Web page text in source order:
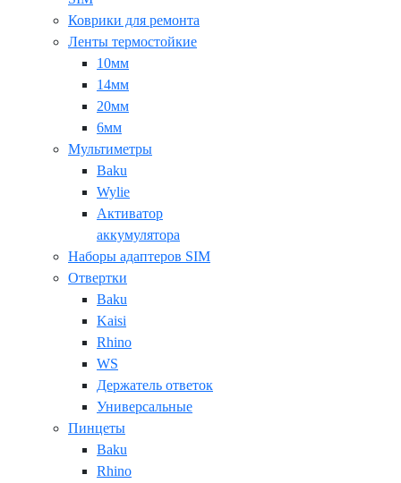
Коврики для ремонта
Ленты термостойкие
10мм
14мм
20мм
6мм
Мультиметры
Baku
Wylie
Активатор
аккумулятора
Наборы адаптеров SIM
Отвертки
Baku
Kaisi
Rhino
WS
Держатель ответок
Универсальные
Пинцеты
Baku
Rhino